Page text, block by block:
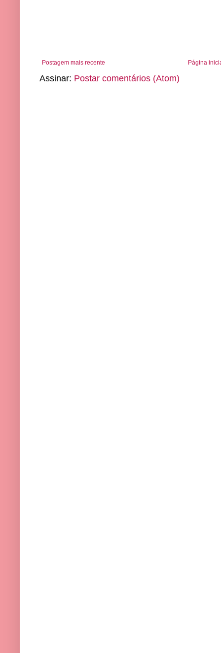
Postagem mais recente Página
Assinar: Postar comentários (Atom)